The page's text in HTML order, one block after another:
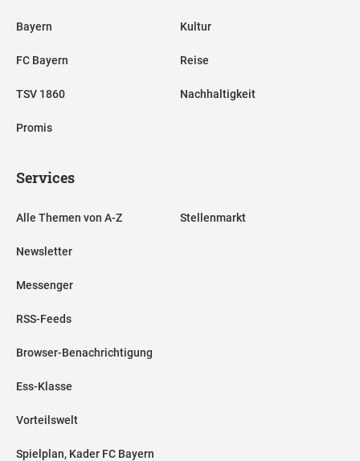
Bayern
FC Bayern
TSV 1860
Promis
Kultur
Reise
Nachhaltigkeit
Services
Alle Themen von A-Z
Newsletter
Messenger
RSS-Feeds
Browser-Benachrichtigung
Ess-Klasse
Vorteilswelt
Spielplan, Kader FC Bayern
Stellenmarkt